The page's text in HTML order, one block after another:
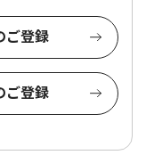
ご登録
ご登録